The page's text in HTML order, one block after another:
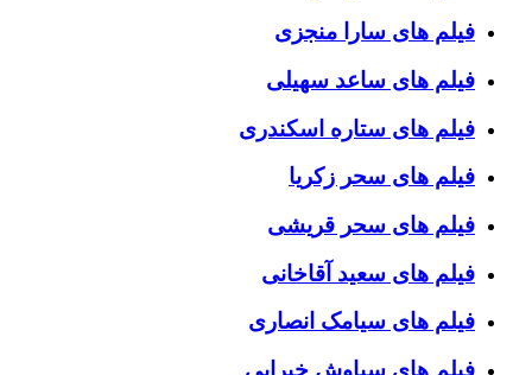
فیلم های سارا منجزی
فیلم های ساعد سهیلی
فیلم های ستاره اسکندری
فیلم های سحر زکریا
فیلم های سحر قریشی
فیلم های سعید آقاخانی
فیلم های سیامک انصاری
فیلم های سیاوش خیرابی